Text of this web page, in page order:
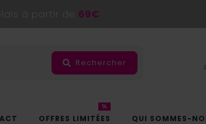
69€
Rechercher
OFFRES LIMITÉES
%
QUI SOMMES-